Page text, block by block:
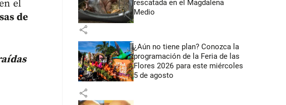
el
de
rescatada en el Magdalena
Medio
share
¿Aún no tiene plan? Conozca la
programación de la Feria de las
Flores 2026 para este miércoles
5 de agosto
share